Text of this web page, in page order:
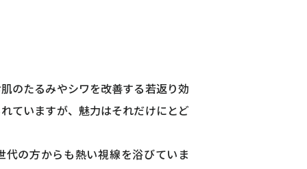
のたるみやシワを改善する若返り効
ていますが、魅力はそれだけにとど
の方からも熱い視線を浴びていま